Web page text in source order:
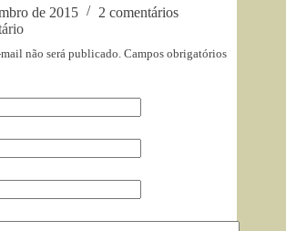
de 2015
2 comentários
não será publicado. Campos obrigatórios